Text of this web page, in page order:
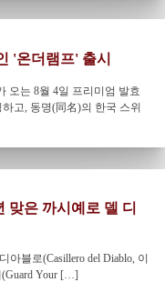
'온더램프' 출시
오는 8월 4일 프리미엄 발효
고, 동명(同名)의 한국 스위
은 까시예로 델 디
블로(Casillero del Diablo, 이
Your […]